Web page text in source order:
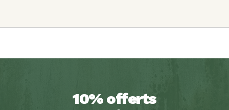
10% offerts